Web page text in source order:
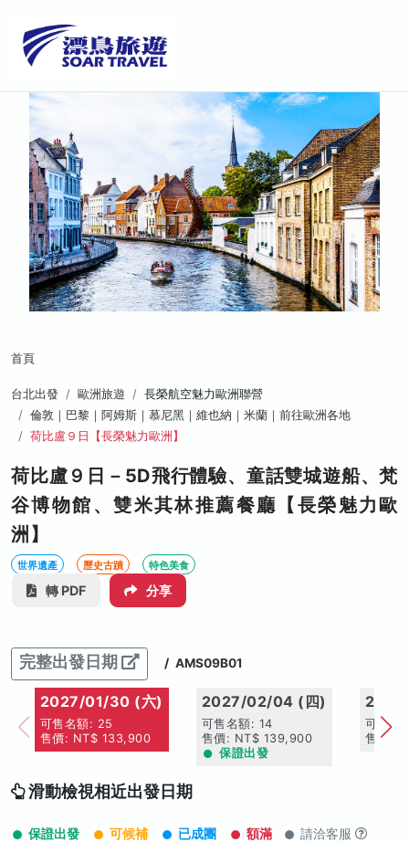
首頁
台北出發 歐洲旅遊
長榮航空魅力歐洲聯營
倫敦｜巴黎｜阿姆斯｜慕尼黑｜維也納｜米蘭｜前往歐洲各地
荷比盧９日【長榮魅力歐洲】
荷比盧９日－5D飛行體驗、童話雙城遊船、梵
谷博物館、雙米其林推薦餐廳【長榮魅力歐
洲】
世界遺產 歷史古蹟 特色美食
轉 PDF 分享
完整出發日期 / AMS09B01
2027/01/30 (六)
可售名額: 25
售價: NT$ 133,900
2027/02/04 (四)
可售名額: 14
售價: NT$ 139,900
保證出發
可售名
售價:
滑動檢視相近出發日期
保證出發 可候補 已成團 額滿 請洽客服